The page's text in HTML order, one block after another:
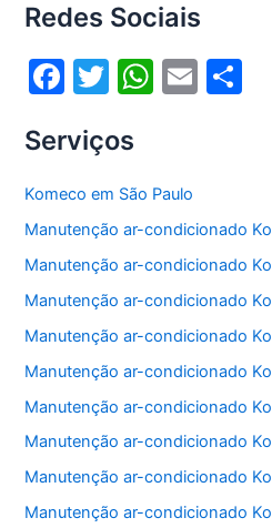
Redes Sociais
F
c
e
b
o
o
k
T
itt
er
W
s
A
p
p
E
Serviços
Komeco em São Paulo
Manutenção ar-condicionado
Manutenção ar-condicionado
Manutenção ar-condicionado
Manutenção ar-condicionado
Manutenção ar-condicionado
Manutenção ar-condicionado
Manutenção ar-condicionado
Manutenção ar-condicionado
Manutenção ar-condicionado